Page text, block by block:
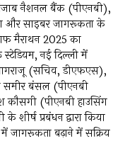
नैशनल बैंक (पीएनबी),
और साइबर जागरूकता के
मैराथन 2025 का
नई दिल्ली में
(सचिव, डीएफएस),
समीर बंसल (पीएनबी
कौसगी (पीएनबी हाउसिंग
प्रबंधन द्वारा किया
जागरूकता बढ़ाने में सक्रिय